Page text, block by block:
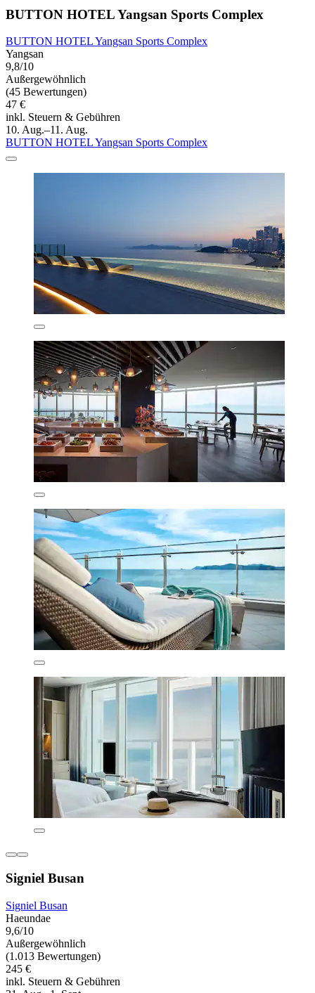
BUTTON HOTEL Yangsan Sports Complex
BUTTON HOTEL Yangsan Sports Complex
Yangsan
9,8/10
Außergewöhnlich
(45 Bewertungen)
47 €
inkl. Steuern & Gebühren
10. Aug.–11. Aug.
BUTTON HOTEL Yangsan Sports Complex
Signiel Busan
Signiel Busan
Haeundae
9,6/10
Außergewöhnlich
(1.013 Bewertungen)
245 €
inkl. Steuern & Gebühren